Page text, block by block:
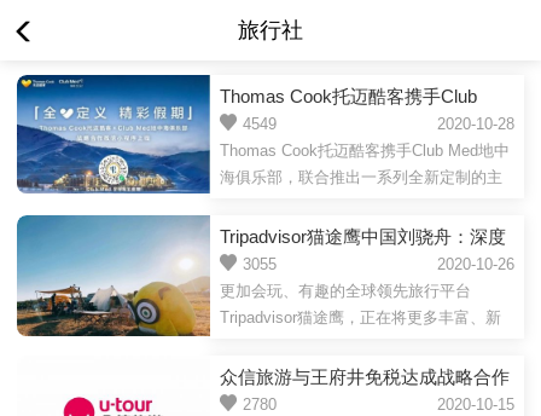
旅行社
Thomas Cook托迈酷客携手Club
Med地中海俱乐部发力国内游2020-10-28
4549
Thomas Cook托迈酷客携手Club Med地中
海俱乐部，联合推出一系列全新定制的主
乐体验和更细致、周到...
Tripadvisor猫途鹰中国刘骁舟：深度
游时代，有趣会玩的旅行者正在引领
新潮流
2020-10-26
3055
更加会玩、有趣的全球领先旅行平台
Tripadvisor猫途鹰，正在将更多丰富、新
着国内深度游时代的来临，...
众信旅游与王府井免税达成战略合作
旅游购物及免税业态布局再进一程
2020-10-15
2780